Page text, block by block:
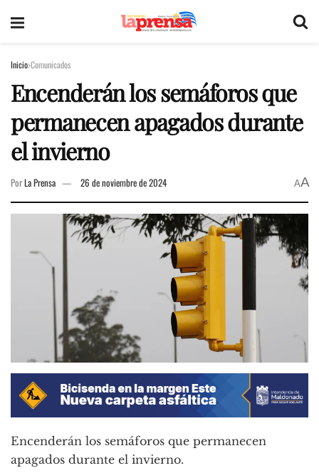
Inicio Comunicados
Encenderán los semáforos que
permanecen apagados durante
el invierno
PorLa Prensa 26 de noviembre de 2024 AA
Encenderán los semáforos que permanecen
apagados durante el invierno.